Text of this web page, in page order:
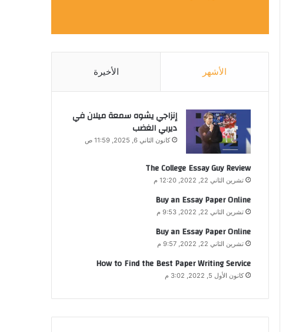
الأشهر الأخيرة
إنزاجي يشوه سمعة ميلان في
ديربي الغضب
كانون الثاني 6, 2025, 11:59 ص
The College Essay Guy Review
تشرين الثاني 22, 2022, 12:20 م
Buy an Essay Paper Online
تشرين الثاني 22, 2022, 9:53 م
Buy an Essay Paper Online
تشرين الثاني 22, 2022, 9:57 م
How to Find the Best Paper Writing Service
كانون الأول 5, 2022, 3:02 م